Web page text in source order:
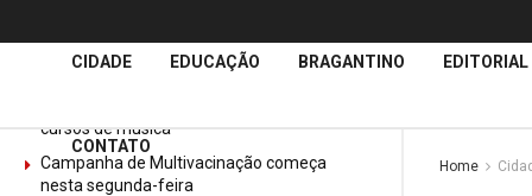
ÚltimasNotícias
cursos de música
Campanha de Multivacinação começa
nesta segunda-feira
CIDADE EDUCAÇÃO BRAGANTINO EDITORIAL
CONTATO
Home